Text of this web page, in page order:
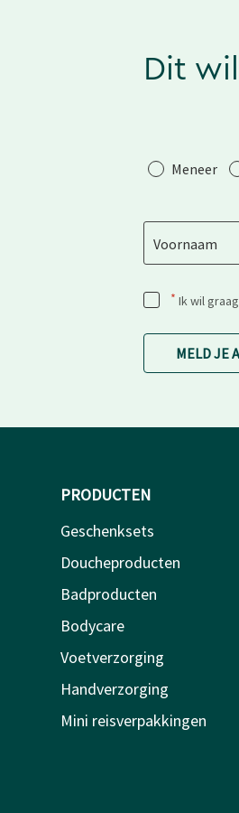
Dit
Aanhef
Meneer
Voornaam
* Ik wil
MELD JE
PRODUCTEN
Geschenksets
Doucheproducten
Badproducten
Bodycare
Voetverzorging
Handverzorging
Mini reisverpakkingen